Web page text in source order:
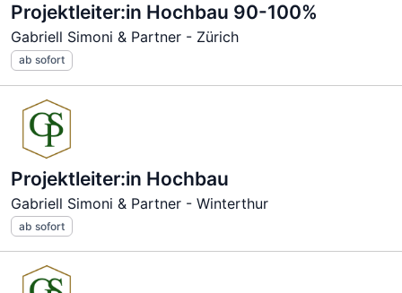
Projektleiter:in Hochbau 90-100%
Gabriell Simoni & Partner - Zürich
ab sofort
Projektleiter:in Hochbau
Gabriell Simoni & Partner - Winterthur
ab sofort